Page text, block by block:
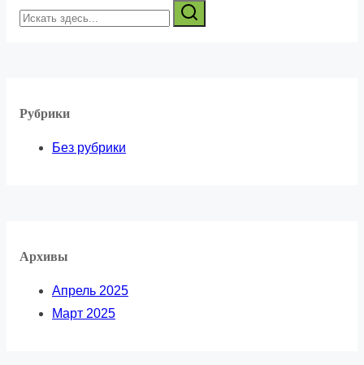
Искать
Рубрики
Без рубрики
Архивы
Апрель 2025
Март 2025